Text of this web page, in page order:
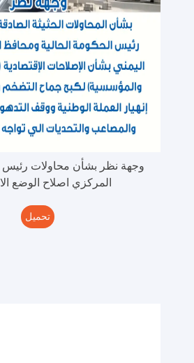
وجهة نظر بشأن محاولات رئيس
المركزي اصلاح الوضع
تحميل